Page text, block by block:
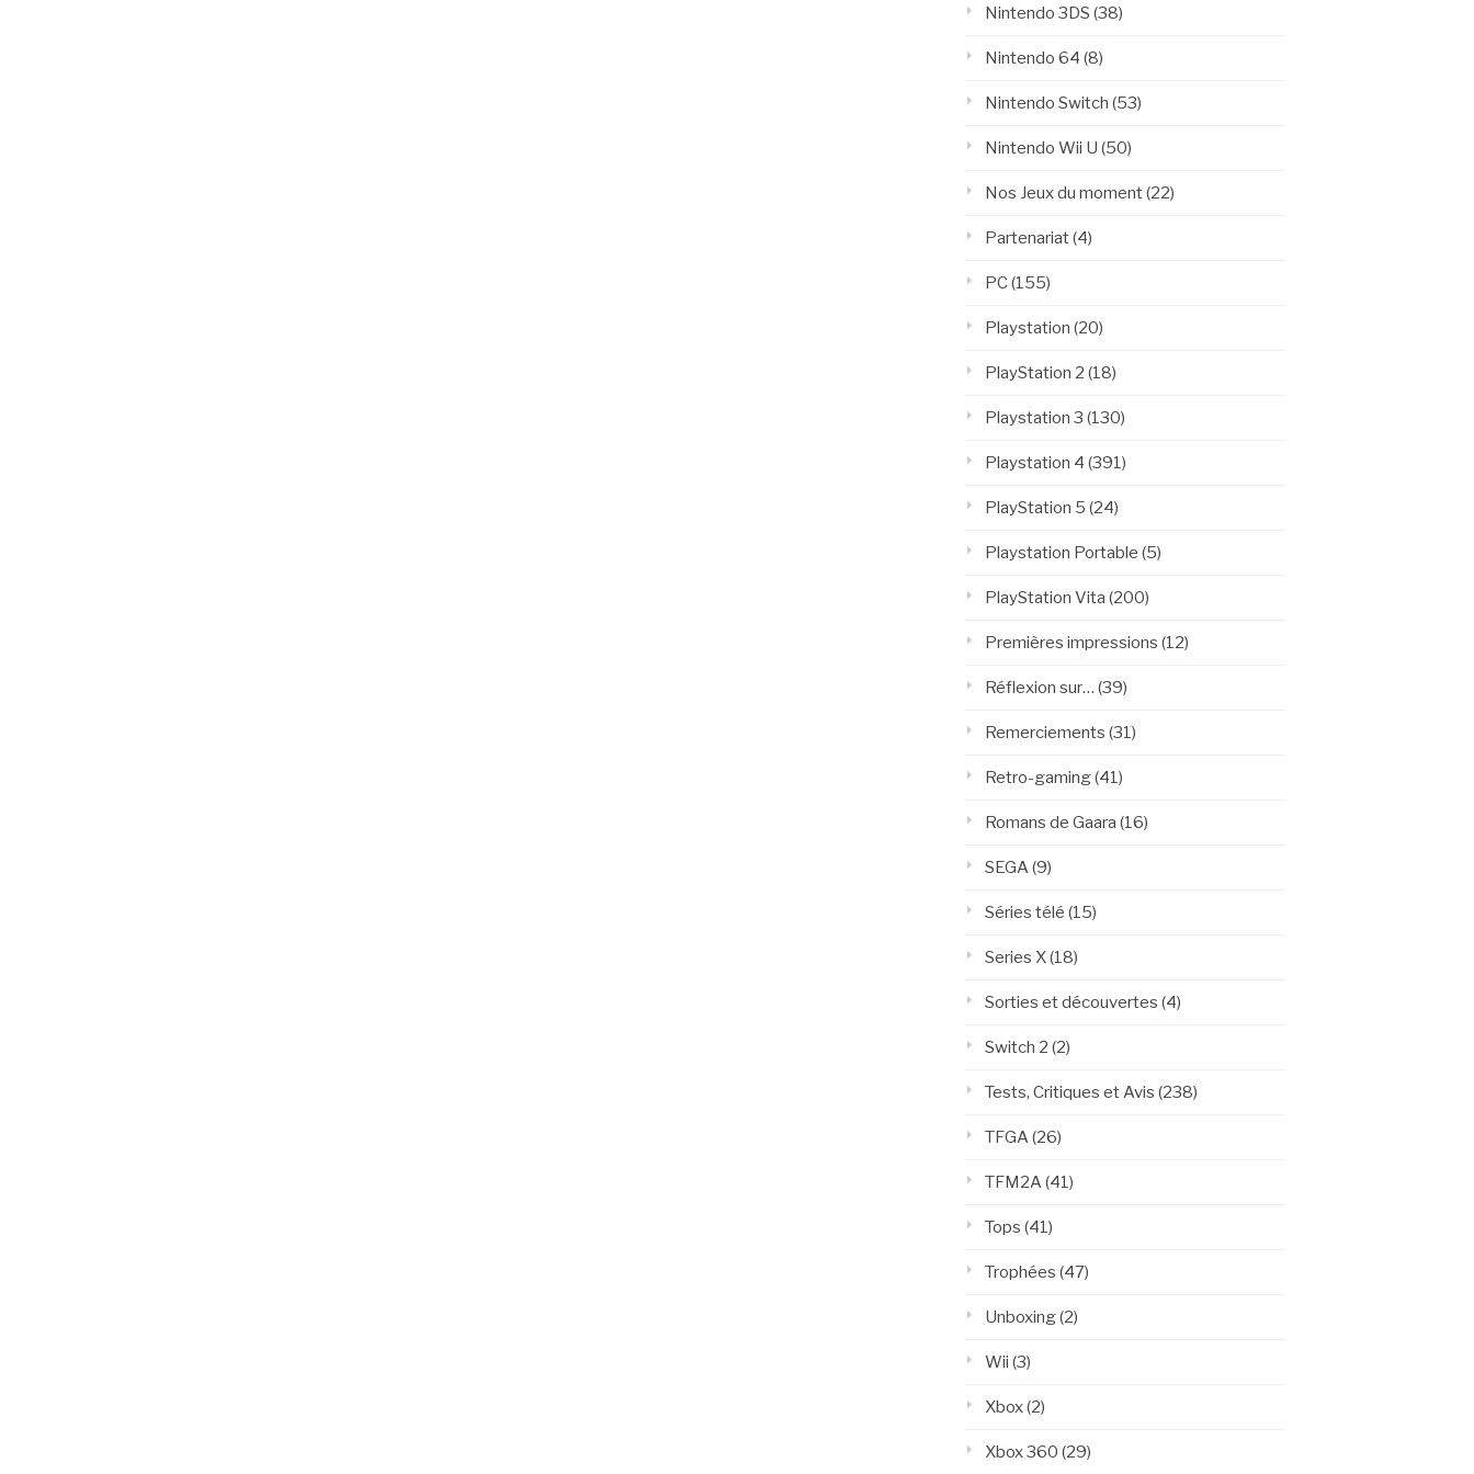
Nintendo 3DS (38)
Nintendo 64 (8)
Nintendo Switch (53)
Nintendo Wii U (50)
Nos Jeux du moment(22)
Partenariat(4)
PC(155)
Playstation (20)
PlayStation 2 (18)
Playstation 3 (130)
Playstation 4 (391)
PlayStation 5 (24)
Playstation Portable (5)
PlayStation Vita (200)
Premières impressions (12)
Réflexion sur… (39)
Remerciements (31)
Retro-gaming(41)
Romans de Gaara (16)
SEGA (9)
Séries télé (15)
Series X(18)
Sorties et découvertes (4)
Switch 2 (2)
Tests, Critiques et Avis (238)
TFGA (26)
TFM2A (41)
Tops (41)
Trophées (47)
Unboxing(2)
Wii (3)
Xbox(2)
Xbox 360 (29)